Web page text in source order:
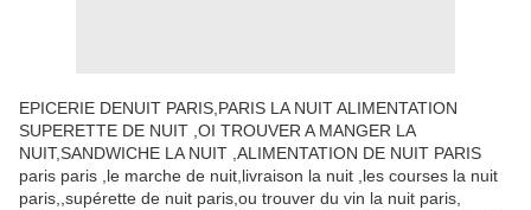
EPICERIE DENUIT PARIS,PARIS LA NUIT ALIMENTATION
SUPERETTE DE NUIT ,OI TROUVER A MANGER LA
NUIT,SANDWICHE LA NUIT ,ALIMENTATION DE NUIT PARIS
paris paris ,le marche de nuit,livraison la nuit ,les courses la nuit
paris,,supérette de nuit paris,ou trouver du vin la nuit paris,